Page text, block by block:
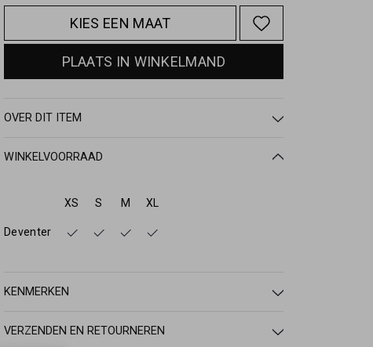
KIES EEN MAAT
PLAATS IN WINKELMAND
OVER DIT ITEM
WINKELVOORRAAD
XS S M XL
Deventer
KENMERKEN
VERZENDEN EN RETOURNEREN